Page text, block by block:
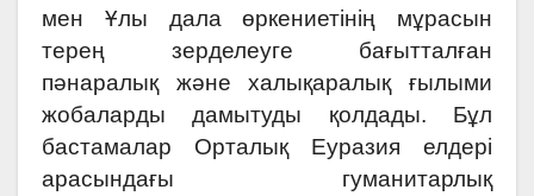
мен Ұлы дала өркениетінің мұрасын
терең зерделеуге бағытталған
пәнаралық және халықаралық ғылыми
жобаларды дамытуды қолдады. Бұл
бастамалар Орталық Еуразия елдері
арасындағы гуманитарлық